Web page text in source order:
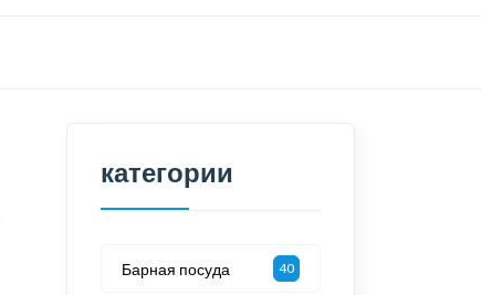
категории
Барная посуда 40